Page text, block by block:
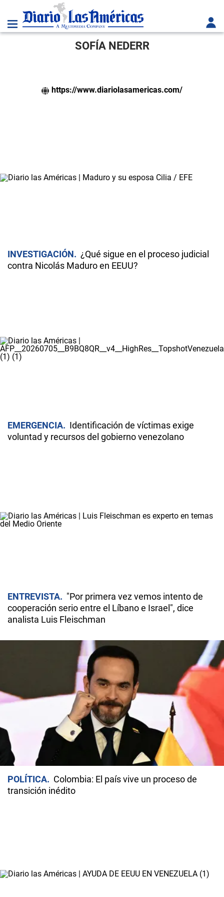
SOFÍA NEDERR
https://www.diariolasamericas.com/
INVESTIGACIÓN
¿Qué sigue en el proceso judicial
contra Nicolás Maduro en EEUU?
EMERGENCIA
Identificación de víctimas exige
voluntad y recursos del gobierno venezolano
ENTREVISTA
"Por primera vez vemos intento de
cooperación serio entre el Líbano e Israel", dice
analista Luis Fleischman
POLÍTICA
Colombia: El país vive un proceso de
transición inédito